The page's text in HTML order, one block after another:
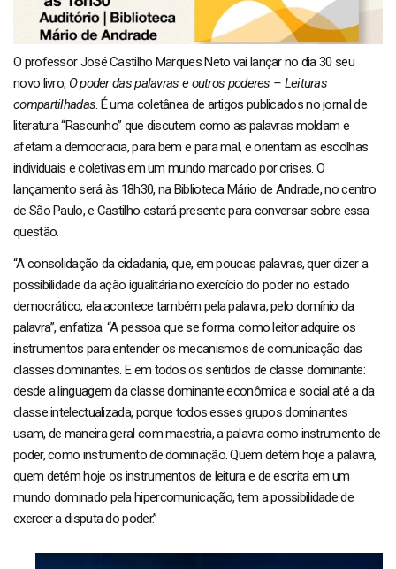
O professor José Castilho Marques Neto vai lançar no dia 30 seu
novo livro, O poder das palavras e outros poderes – Leituras
compartilhadas. É uma coletânea de artigos publicados no jornal de
literatura “Rascunho” que discutem como as palavras moldam e
afetam a democracia, para bem e para mal, e orientam as escolhas
individuais e coletivas em um mundo marcado por crises. O
lançamento será às 18h30, na Biblioteca Mário de Andrade, no centro
de São Paulo, e Castilho estará presente para conversar sobre essa
questão.
“A consolidação da cidadania, que, em poucas palavras, quer dizer a
possibilidade da ação igualitária no exercício do poder no estado
democrático, ela acontece também pela palavra, pelo domínio da
palavra”, enfatiza. “A pessoa que se forma como leitor adquire os
instrumentos para entender os mecanismos de comunicação das
classes dominantes. E em todos os sentidos de classe dominante:
desde a linguagem da classe dominante econômica e social até a da
classe intelectualizada, porque todos esses grupos dominantes
usam, de maneira geral com maestria, a palavra como instrumento de
poder, como instrumento de dominação. Quem detém hoje a palavra,
quem detém hoje os instrumentos de leitura e de escrita em um
mundo dominado pela hipercomunicação, tem a possibilidade de
exercer a disputa do poder.”